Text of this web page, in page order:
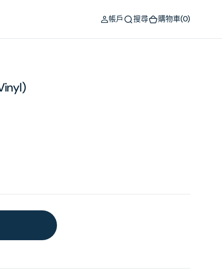
帳戶 搜尋 購物車(0)